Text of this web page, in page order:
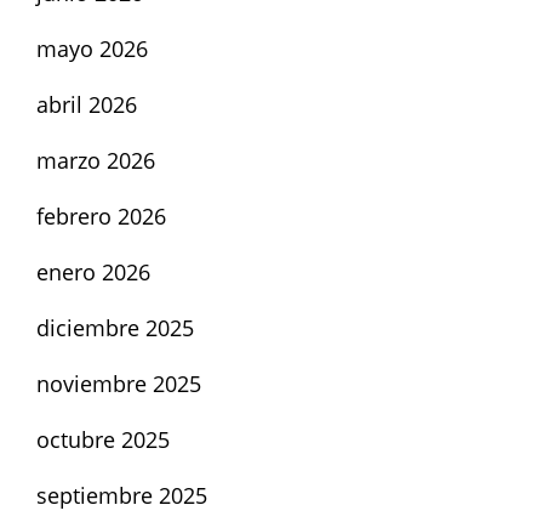
mayo 2026
abril 2026
marzo 2026
febrero 2026
enero 2026
diciembre 2025
noviembre 2025
octubre 2025
septiembre 2025